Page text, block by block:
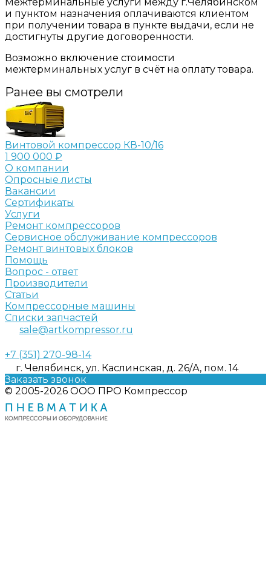
и пунктом назначения оплачиваются клиентом
при получении товара в пункте выдачи, если не
достигнуты другие договоренности.
Возможно включение стоимости
межтерминальных услуг в счёт на оплату товара.
Ранее вы смотрели
Винтовой компрессор КВ-10/16
1 900 000 ₽
О компании
Опросные листы
Вакансии
Сертификаты
Услуги
Ремонт компрессоров
Сервисное обслуживание компрессоров
Ремонт винтовых блоков
Помощь
Вопрос - ответ
Производители
Статьи
Компрессорные машины
Списки запчастей
sale@artkompressor.ru
+7 (351) 270-98-14
г. Челябинск, ул. Каслинская, д. 26/А, пом. 14
Заказать звонок
© 2005-2026 ООО ПРО Компрессор